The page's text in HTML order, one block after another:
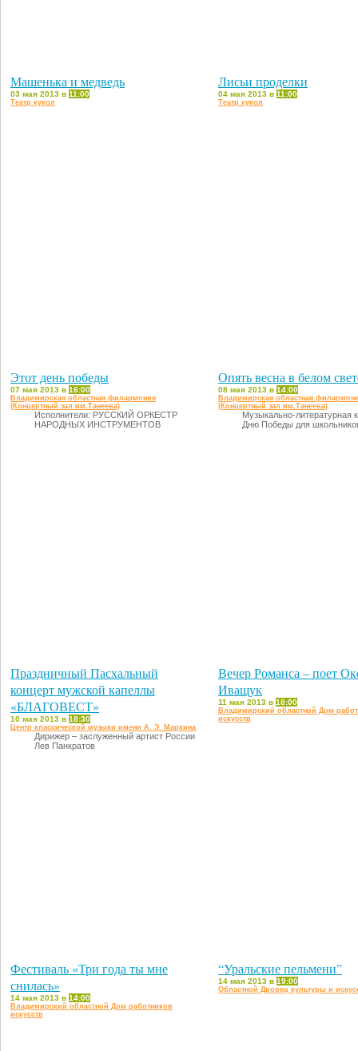
Машенька и медведь
03 мая 2013 в 11:00
Театр кукол
Лисьи проделки
04 мая 2013 в 11:00
Театр кукол
Этот день победы
07 мая 2013 в 16:00
Владимирская областная филармония
(Концертный зал им.Танеева)
Исполнители: РУССКИЙ ОРКЕСТР
НАРОДНЫХ ИНСТРУМЕНТОВ
Опять весна в белом
08 мая 2013 в 14:00
Владимирская областная
(Концертный зал им.Танеева)
Музыкально-литературная
Дню Победы для
Праздничный Пасхальный
концерт мужской капеллы
«БЛАГОВЕСТ»
10 мая 2013 в 18:30
Центр классической музыки имени А. Э. Маркина
Дирижер – заслуженный артист России
Лев Панкратов
Вечер Романса – поет
Иващук
11 мая 2013 в 18:00
Владимирский областной Дом
искусств
Фестиваль «Три года ты мне
снилась»
14 мая 2013 в 14:00
Владимирский областной Дом работников
искусств
“Уральские пельмени”
14 мая 2013 в 19:00
Областной Дворец культуры и